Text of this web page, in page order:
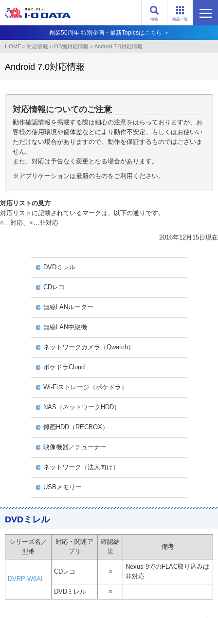
商品一覧
検索
創業50周年 特別企画・最新Topicsはこちら ＞
HOME > 対応情報 > OS別対応情報 > Android 7.0対応情報
Android 7.0対応情報
対応情報についてのご注意
動作確認情報を掲載する際は細心の注意をはらっておりますが、お
客様の使用環境や個体差などにより動作不安定、もしくはお使いい
ただけない場合がありますので、動作を保証するものではございま
せん。
また、対応は予告なく変更となる場合があります。
※アプリケーションは最新のものをご利用ください。
対応リストの見方
対応リストに記載されているマークは、以下の通りです。
○…対応、×…非対応
2016年12月15日現在
DVDミレル
CDレコ
無線LANルーター
無線LAN中継機
ネットワークカメラ（Qwatch）
ポケドラCloud
Wi-Fiストレージ（ポケドラ）
NAS（ネットワークHDD）
録画HDD（RECBOX）
映像機器／チューナー
ネットワーク（法人向け）
USBメモリー
DVDミレル
シリーズ名／
型番
対応・関連ア
プリ
確認結
果
備考
DVRP-W8AI
CDレコ ○
Nexus 9でのFLAC取り込みは
非対応
DVDミレル ○